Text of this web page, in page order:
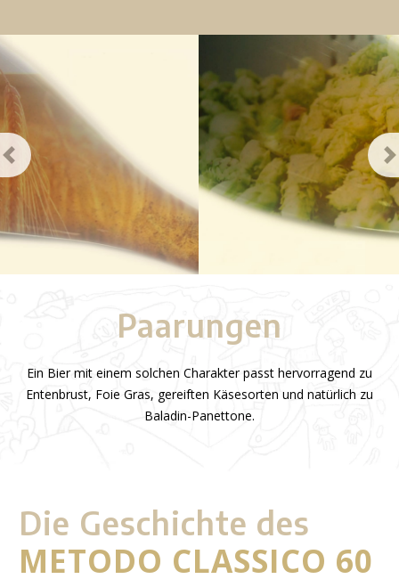
Previous
Paarungen
Ein Bier mit einem solchen Charakter passt hervorragend zu
Entenbrust, Foie Gras, gereiften Käsesorten und natürlich zu
Baladin-Panettone.
Die Geschichte des
METODO CLASSICO 60